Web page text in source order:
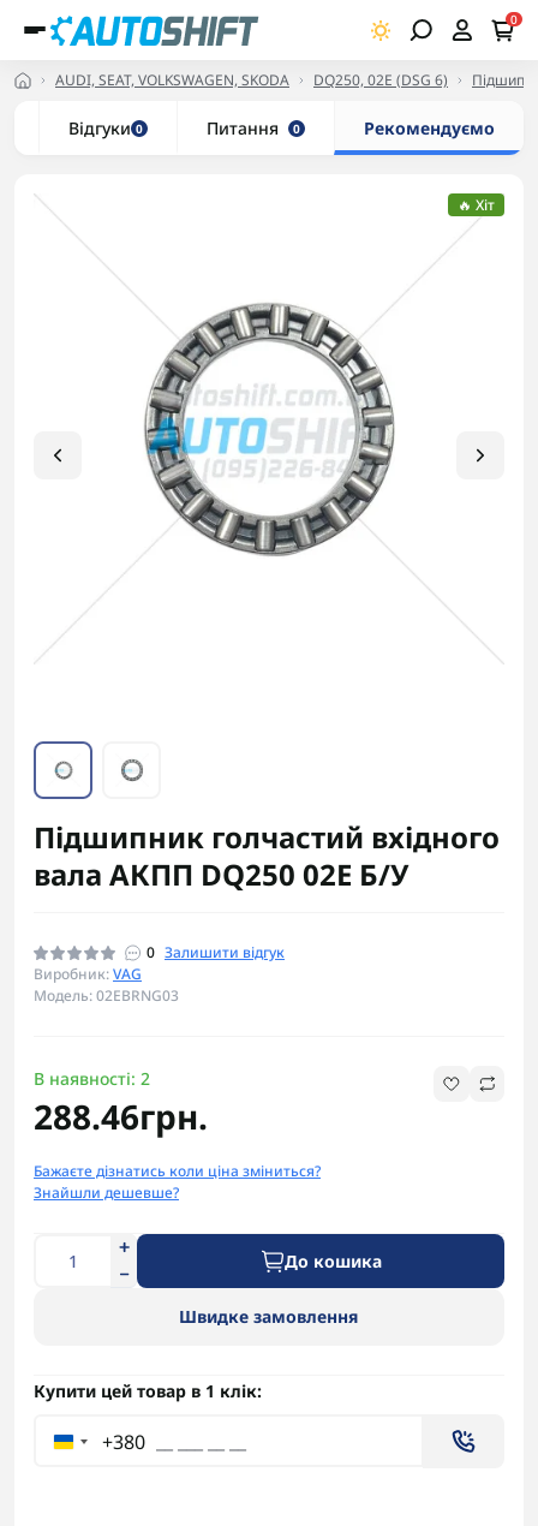
0
AUDI, SEAT, VOLKSWAGEN, SKODA DQ250, 02E (DSG 6)
Відгуки 0 Питання 0 Рекомендуємо
🔥 Хіт
Підшипник голчастий вхідного
вала АКПП DQ250 02E Б/У
0 Залишити відгук
Виробник:VAG
Модель: 02EBRNG03
В наявності: 2
288.46грн.
Бажаєте дізнатись коли ціна зміниться?
Знайшли дешевше?
До кошика
Швидке замовлення
Купити цей товар в 1 клік:
+380